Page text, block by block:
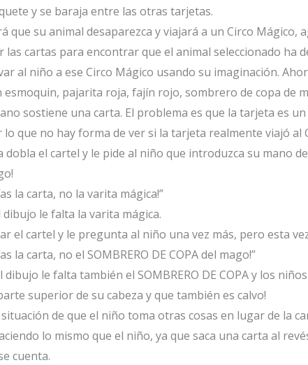
y se baraja entre las otras tarjetas.
que su animal desaparezca y viajará a un Circo Mágico,
cartas para encontrar que el animal seleccionado ha
al niño a ese Circo Mágico usando su imaginación.
esmoquin, pajarita roja, fajín rojo, sombrero de copa de
sostiene una carta. El problema es que la tarjeta es
que no hay forma de ver si la tarjeta realmente viajó al
el cartel y le pide al niño que introduzca su mano
la carta, no la varita mágica!”
le falta la varita mágica.
el cartel y le pregunta al niño una vez más, pero esta
la carta, no el SOMBRERO DE COPA del mago!”
le falta también el SOMBRERO DE COPA y los
superior de su cabeza y que también es calvo!
de que el niño toma otras cosas en lugar de la
lo mismo que el niño, ya que saca una carta al
cuenta.